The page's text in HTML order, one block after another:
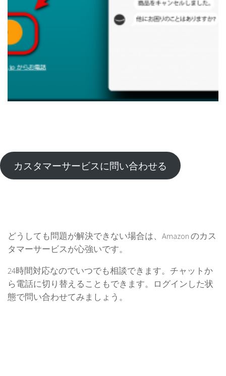
カスタマーサービスに問い合わせる
どうしても問題が解決できない場合は、Amazon のカス
タマーサービスが心強いです。
24時間対応なのでいつでも相談できます。チャットか
ら電話に切り替えることもできます。ログインした状
態で問い合わせてみましょう。